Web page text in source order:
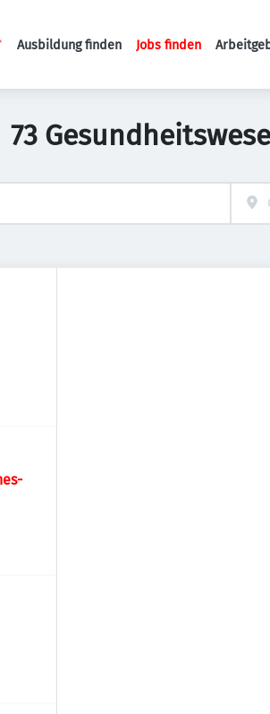
Haupt-
Ausbildung finden Jobs finden
73